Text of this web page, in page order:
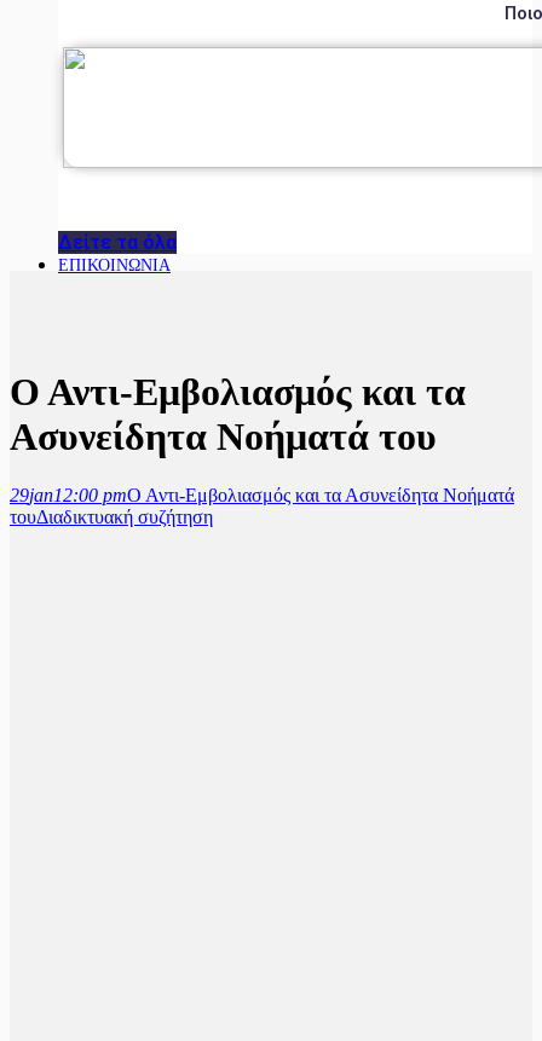
Δείτε τα όλα
ΕΠΙΚΟΙΝΩΝΙΑ
Ο Αντι-Εμβολιασμός και τα
Ασυνείδητα Νοήματά του
29jan12:00 pmΟ Αντι-Εμβολιασμός και τα Ασυνείδητα Νοήματά
τουΔιαδικτυακή συζήτηση